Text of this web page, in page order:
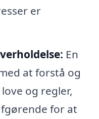
er
En
at forstå og
og regler,
for at